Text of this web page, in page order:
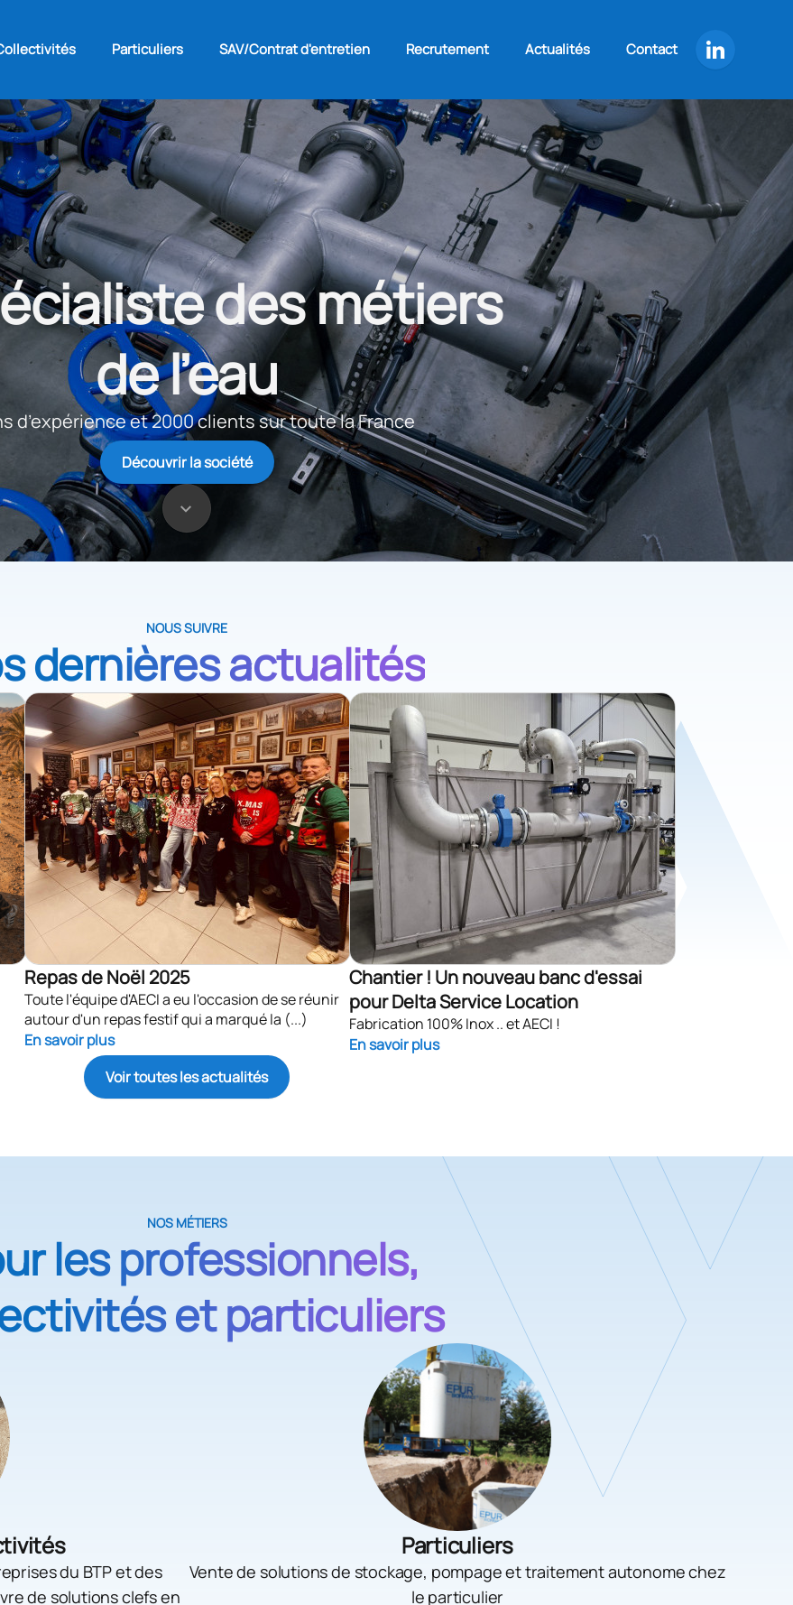
Particuliers SAV/Contrat d'entretien Recrutement Actualités Contact
des métiers
de l’eau
d’expérience et 2000 clients sur toute la France
Découvrir la société
NOUS SUIVRE
dernières actualités
Repas de Noël 2025
Toute l'équipe d'AECI a eu l'occasion de se réunir
autour d'un repas festif qui a marqué la (...)
En savoir plus
Chantier ! Un nouveau banc d'essai
pour Delta Service Location
Fabrication 100% Inox .. et AECI !
En savoir plus
Voir toutes les actualités
NOS MÉTIERS
les professionnels,
et particuliers
du BTP et des
de solutions clefs en
Particuliers
Vente de solutions de stockage, pompage et traitement autonome chez
le particulier